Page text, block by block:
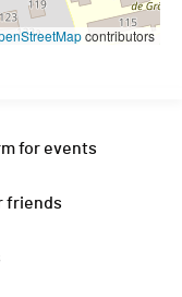
contributors
for events
friends